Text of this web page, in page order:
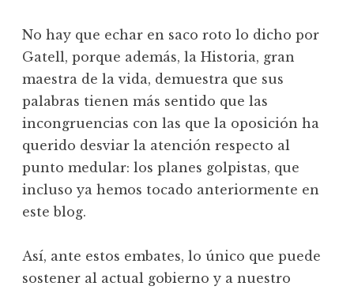
No hay que echar en saco roto lo dicho por
Gatell, porque además, la Historia, gran
maestra de la vida, demuestra que sus
palabras tienen más sentido que las
incongruencias con las que la oposición ha
querido desviar la atención respecto al
punto medular: los planes golpistas, que
incluso ya hemos tocado anteriormente en
este blog.
Así, ante estos embates, lo único que puede
sostener al actual gobierno y a nuestro